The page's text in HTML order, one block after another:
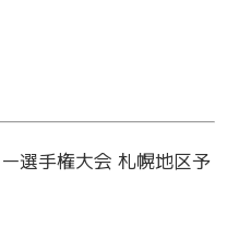
選手権大会 札幌地区予